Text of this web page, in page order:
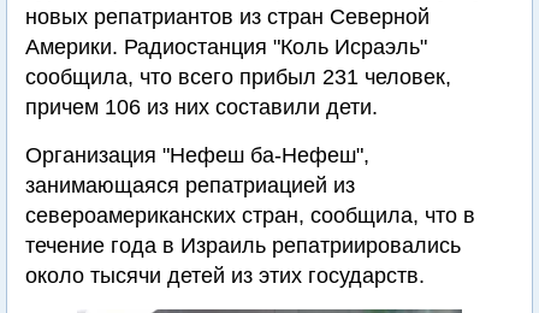
новых репатриантов из стран Северной
Америки. Радиостанция "Коль Исраэль"
сообщила, что всего прибыл 231 человек,
причем 106 из них составили дети.
Организация "Нефеш ба-Нефеш",
занимающаяся репатриацией из
североамериканских стран, сообщила, что в
течение года в Израиль репатриировались
около тысячи детей из этих государств.